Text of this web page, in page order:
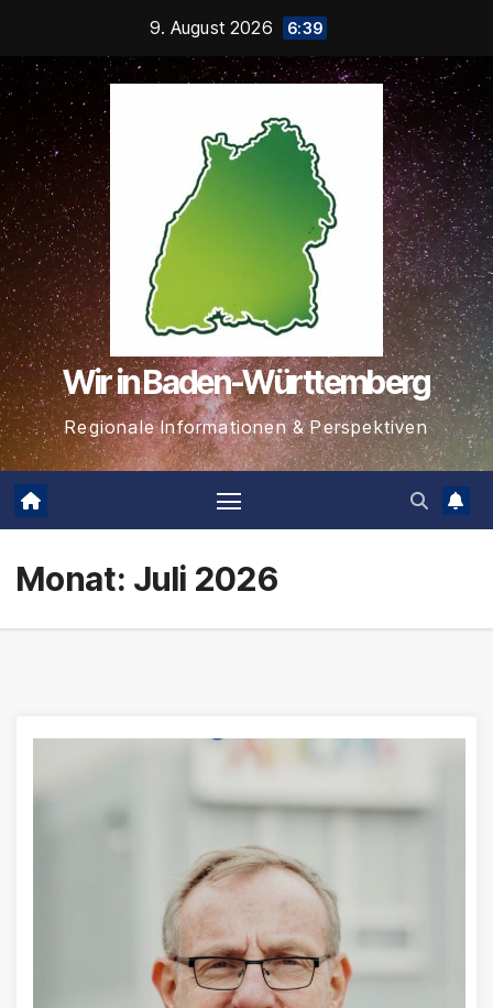
springen
9. August 2026 6:39
Wir in Baden-Württemberg
Regionale Informationen & Perspektiven
Monat: Juli 2026